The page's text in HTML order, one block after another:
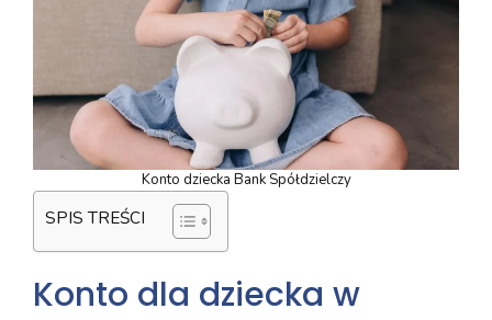
Konto dziecka Bank Spółdzielczy
SPIS TREŚCI
Konto dla dziecka w